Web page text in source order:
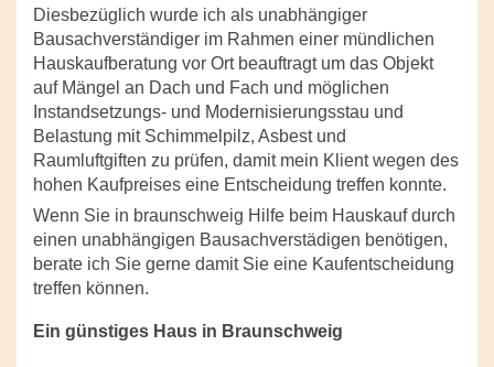
Diesbezüglich wurde ich als unabhängiger
Bausachverständiger im Rahmen einer mündlichen
Hauskaufberatung vor Ort beauftragt um das Objekt
auf Mängel an Dach und Fach und möglichen
Instandsetzungs- und Modernisierungsstau und
Belastung mit Schimmelpilz, Asbest und
Raumluftgiften zu prüfen, damit mein Klient wegen des
hohen Kaufpreises eine Entscheidung treffen konnte.
Wenn Sie in braunschweig Hilfe beim Hauskauf durch
einen unabhängigen Bausachverstädigen benötigen,
berate ich Sie gerne damit Sie eine Kaufentscheidung
treffen können.
Ein günstiges Haus in Braunschweig